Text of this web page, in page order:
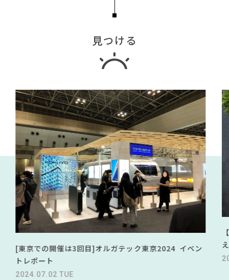
見つける
[東京での開催は3回目]オルガテック東京2024 イベン
トレポート
2024.07.02 TUE